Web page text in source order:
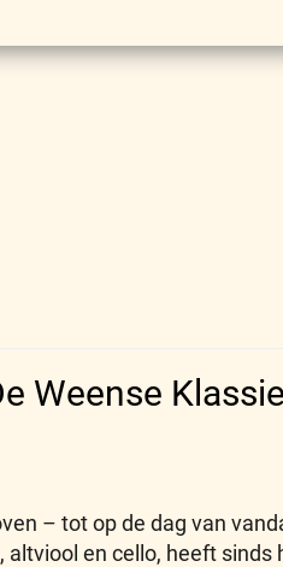
Weense
– tot op de dag van
en cello, heeft sinds